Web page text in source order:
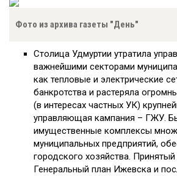
Фото из архива газеты "День"
Столица Удмуртии утратила
важнейшими секторами
как тепловые и электрические
банкротства и растеряла
(в интересах частных УК)
управляющая кампания – ГЖУ.
имущественные комплексы
муниципальных предприятий,
городского хозяйства. Принятый
Генеральный план Ижевска и